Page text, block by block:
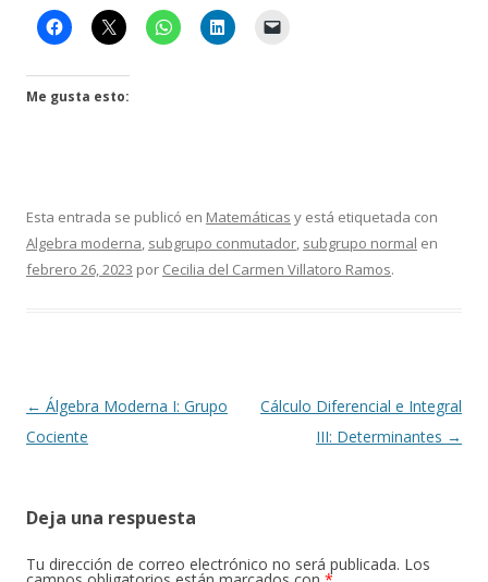
Me gusta esto:
Esta entrada se publicó en Matemáticas y está etiquetada con
Algebra moderna subgrupo conmutador subgrupo normal en
febrero 26, 2023 por Cecilia del Carmen Villatoro Ramos.
Navegación
de
← Álgebra Moderna I: Grupo
Cociente
Cálculo Diferencial e Integral
III: Determinantes →
Deja una respuesta
Tu dirección de correo electrónico no será publicada. Los